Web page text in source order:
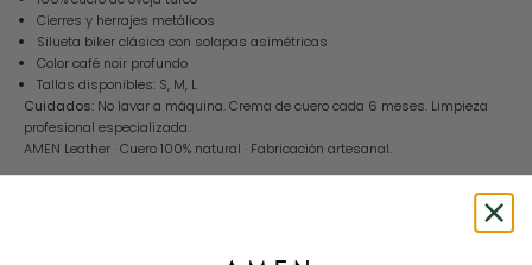
Cierres y herrajes metálicos
Silueta biker clásica con solapas asimétricas
Color café noir profundo
Tallas disponibles: S, M, L
Cuidados: No lavar a máquina. Crema de cuero cada 6 meses. Limpieza
profesional especializada.
AMEN Leather · Cuero 100% natural · Fabricación artesanal.